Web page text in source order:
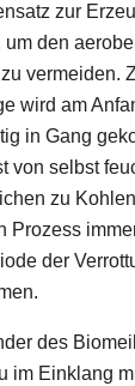
zur
um den
vermeiden.
wird am
in Gang
von selbst
zu
Prozess
der
des
im Einklang